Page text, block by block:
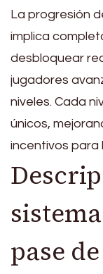
La progresión
implica
desbloquear
jugadores
niveles. Cada
únicos,
incentivos para
pase